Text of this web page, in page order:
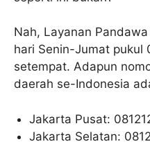
Nah, Layanan
hari Senin-Jumat pukul
setempat. Adapun
daerah se-Indonesia
Jakarta Pusat:
Jakarta Selatan: